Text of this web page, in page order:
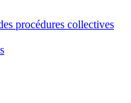
procédures collectives